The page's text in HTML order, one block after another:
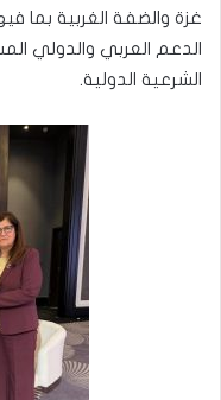
غزة والضفة الغربية بما
الدعم العربي والدولي
الشرعية الدولية.